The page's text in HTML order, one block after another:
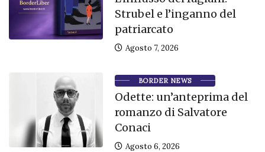
Strubel e l’inganno del
patriarcato
Agosto 7, 2026
BORDER NEWS
Odette: un’anteprima del
romanzo di Salvatore
Conaci
Agosto 6, 2026